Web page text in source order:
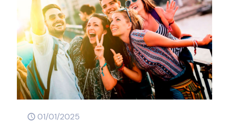
01/01/2025